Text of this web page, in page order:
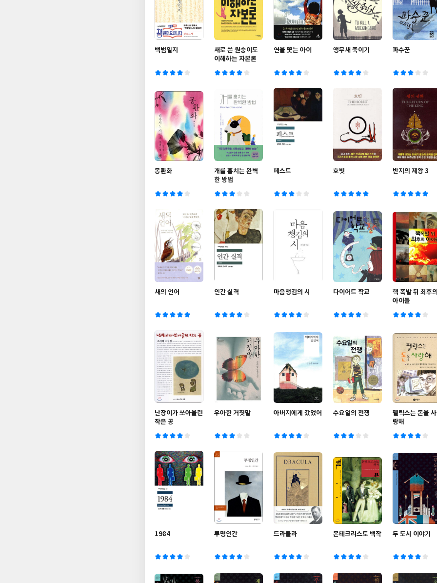
백범일지
새로 쓴 원숭이도
이해하는 자본론
연을 쫓는 아이 앵무새 죽이기 파수꾼
몽환화
개를 훔치는 완벽
한 방법
페스트 호빗 반지의 제왕 3
새의 언어 인간 실격 마음챙김의 시 다이어트 학교
핵 폭발 뒤 최후
아이들
난장이가 쏘아올린
작은 공
우아한 거짓말 아버지에게 갔었어 수요일의 전쟁
펠릭스는 돈을 사
랑해
1984 투명인간 드라큘라 몬테크리스토 백작 두 도시 이야기